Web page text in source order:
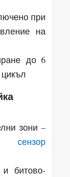
при
на
до 6
зони –
сензор
битово-